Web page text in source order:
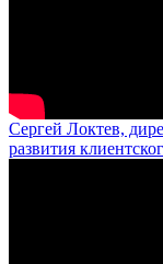
Сергей Локтев,
развития